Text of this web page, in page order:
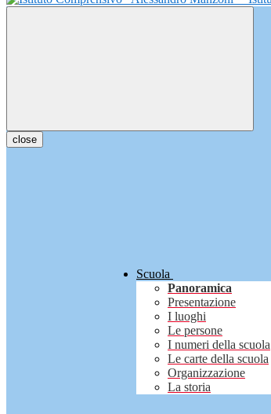
close
Scuola
Panoramica
Presentazione
I luoghi
Le persone
I numeri della scuola
Le carte della scuola
Organizzazione
La storia